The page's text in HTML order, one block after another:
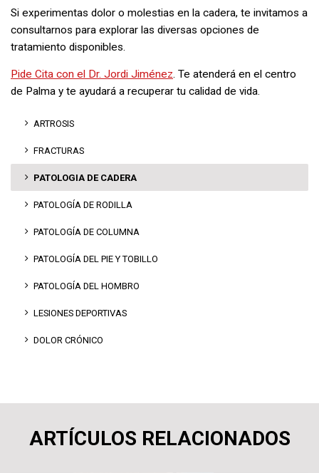
ARTROSIS
FRACTURAS
PATOLOGIA DE CADERA
PATOLOGÍA DE RODILLA
PATOLOGÍA DE COLUMNA
PATOLOGÍA DEL PIE Y TOBILLO
PATOLOGÍA DEL HOMBRO
LESIONES DEPORTIVAS
DOLOR CRÓNICO
Si experimentas dolor o molestias en la cadera, te invitamos a
consultarnos para explorar las diversas opciones de
tratamiento disponibles.
Pide Cita con el Dr. Jordi Jiménez. Te atenderá en el centro
de Palma y te ayudará a recuperar tu calidad de vida.
ARTÍCULOS RELACIONADOS